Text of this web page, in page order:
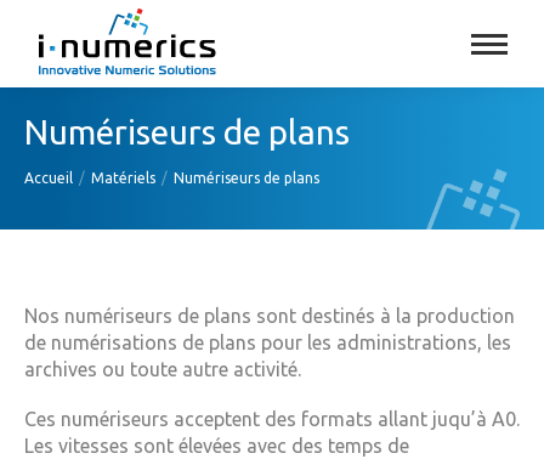
Numériseurs de plans
Vous êtes ici :
Accueil Matériels Numériseurs de plans
Nos numériseurs de plans sont destinés à la production
de numérisations de plans pour les administrations, les
archives ou toute autre activité.
Ces numériseurs acceptent des formats allant juqu’à A0.
Les vitesses sont élevées avec des temps de